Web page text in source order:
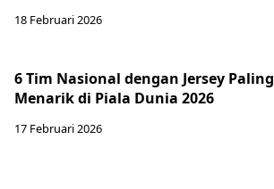
18 Februari 2026
6 Tim Nasional dengan Jersey Paling
Menarik di Piala Dunia 2026
17 Februari 2026